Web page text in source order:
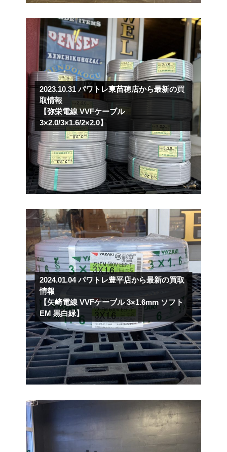
2023.10.31パワトレ東苗穂店から最新の買
取情報
【弥栄電線 VVFケーブル
3×2.0/3×1.6/2×2.0】
2024.01.04パワトレ豊平店から最新の買取
情報
【矢崎電線 VVFケーブル 3×1.6mm ソフト
EM 黒白緑】